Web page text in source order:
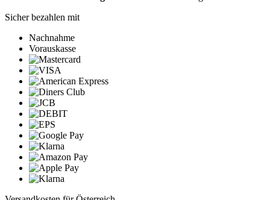
Sicher bezahlen mit
Nachnahme
Vorauskasse